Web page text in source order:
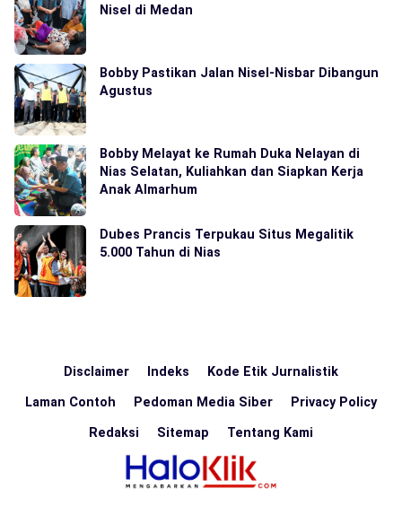
Nisel di Medan
Bobby Pastikan Jalan Nisel-Nisbar Dibangun
Agustus
Bobby Melayat ke Rumah Duka Nelayan di
Nias Selatan, Kuliahkan dan Siapkan Kerja
Anak Almarhum
Dubes Prancis Terpukau Situs Megalitik
5.000 Tahun di Nias
Disclaimer Indeks Kode Etik Jurnalistik
Laman Contoh Pedoman Media Siber Privacy Policy
Redaksi Sitemap Tentang Kami